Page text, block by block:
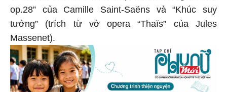
op.28” của Camille Saint-Saëns và “Khúc suy
tưởng” (trích từ vở opera “Thaïs” của Jules
Massenet).